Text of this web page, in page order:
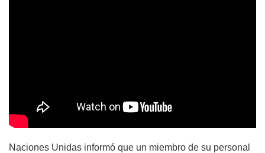
Naciones Unidas informó que un miembro de su personal